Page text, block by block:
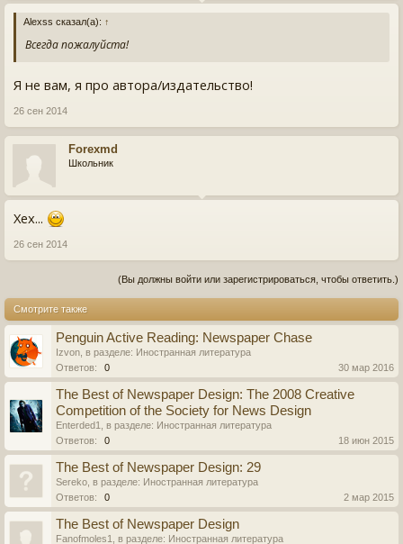
Alexss сказал(а): ↑
Всегда пожалуйста!
Я не вам, я про автора/издательство!
26 сен 2014
Forexmd
Школьник
Хех...
26 сен 2014
(Вы должны войти или зарегистрироваться, чтобы ответить.)
Смотрите также
Penguin Active Reading: Newspaper Chase
Izvon , в разделе: Иностранная литература
Ответов:
0 30 мар 2016
The Best of Newspaper Design: The 2008 Creative
Competition of the Society for News Design
Enterded1 , в разделе: Иностранная литература
Ответов:
0 18 июн 2015
The Best of Newspaper Design: 29
Sereko , в разделе: Иностранная литература
Ответов:
0 2 мар 2015
The Best of Newspaper Design
Fanofmoles1 , в разделе: Иностранная литература